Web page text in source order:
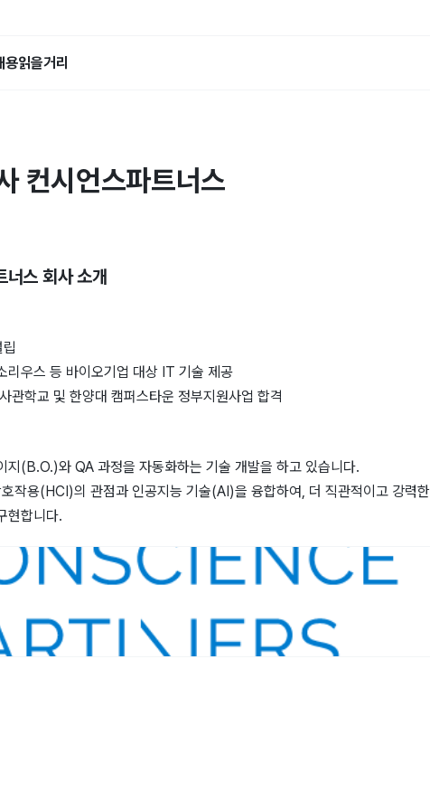
용읽을거리
컨시언스파트너스
너스 회사 소개
우스 등 바이오기업 대상 IT 기술 제공
관학교 및 한양대 캠퍼스타운 정부지원사업 합격
지(B.O.)와 QA 과정을 자동화하는 기술 개발을 하고 있습니다.
작용(HCI)의 관점과 인공지능 기술(AI)을 융합하여, 더 직관적이고 강력한
현합니다.